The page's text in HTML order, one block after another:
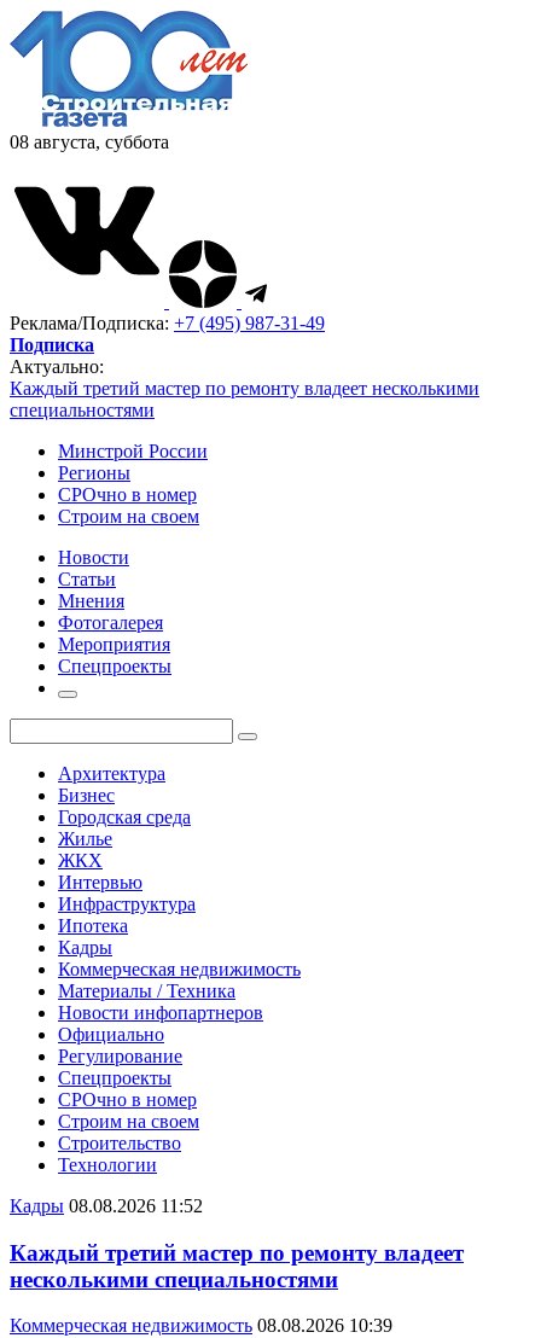
08 августа, суббота
Реклама/Подписка: +7 (495) 987-31-49
Подписка
Актуально:
Каждый третий мастер по ремонту владеет несколькими
специальностями
Минстрой России
Регионы
СРОчно в номер
Строим на своем
Новости
Статьи
Мнения
Фотогалерея
Мероприятия
Спецпроекты
Архитектура
Бизнес
Городская среда
Жилье
ЖКХ
Интервью
Инфраструктура
Ипотека
Кадры
Коммерческая недвижимость
Материалы / Техника
Новости инфопартнеров
Официально
Регулирование
Спецпроекты
СРОчно в номер
Строим на своем
Строительство
Технологии
Кадры 08.08.2026 11:52
Каждый третий мастер по ремонту владеет
несколькими специальностями
Коммерческая недвижимость 08.08.2026 10:39